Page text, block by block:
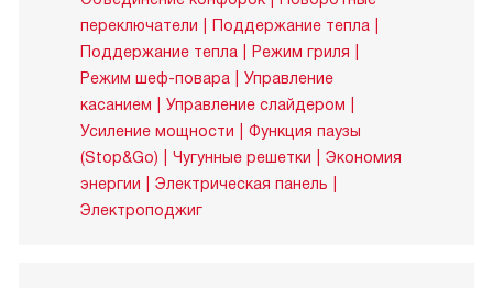
переключатели
Поддержание тепла
Поддержание тепла
Режим гриля
Режим шеф-повара
Управление
касанием
Управление слайдером
Усиление мощности
Функция паузы
(Stop&Go)
Чугунные решетки
Экономия
энергии
Электрическая панель
Электроподжиг